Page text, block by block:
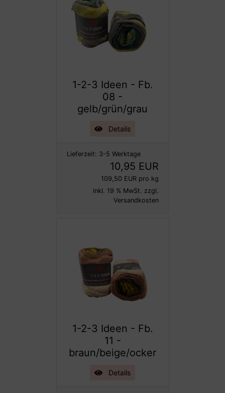
1-2-3 Ideen - Fb.
08 -
gelb/grün/grau
Details
Lieferzeit: 3-5 Werktage
10,95 EUR
109,50 EUR pro kg
inkl. 19 % MwSt. zzgl.
Versandkosten
1-2-3 Ideen - Fb.
11 -
braun/beige/ocker
Details